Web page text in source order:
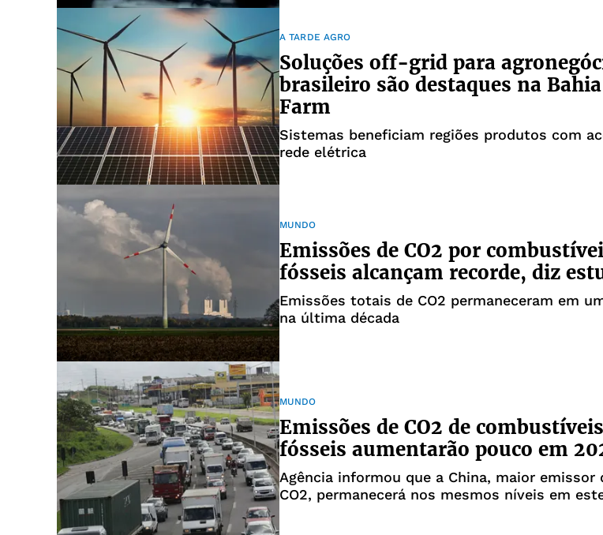
A TARDE AGRO
Soluções off-grid para
brasileiro são destaques na Bahia
Farm
Sistemas beneficiam regiões produtos com
rede elétrica
MUNDO
Emissões de CO2 por
fósseis alcançam recorde, diz
Emissões totais de CO2 permaneceram em
na última década
MUNDO
Emissões de CO2 de combustíveis
fósseis aumentarão pouco em
Agência informou que a China, maior emissor
CO2, permanecerá nos mesmos níveis em